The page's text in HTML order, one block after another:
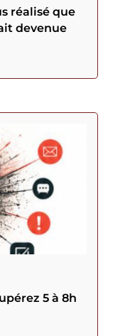
réalisé que
devenue
5 à 8h